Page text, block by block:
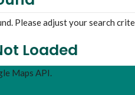
Please adjust your search
Loaded
Maps API.